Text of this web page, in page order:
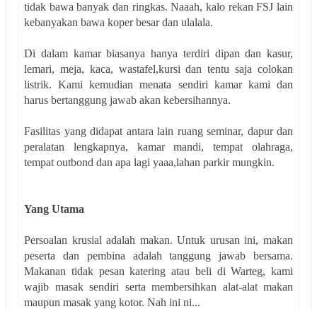
tidak bawa banyak dan ringkas. Naaah, kalo rekan FSJ lain
kebanyakan bawa koper besar dan ulalala.
Di dalam kamar biasanya hanya terdiri dipan dan kasur,
lemari, meja, kaca, wastafel,kursi dan tentu saja colokan
listrik. Kami kemudian menata sendiri kamar kami dan
harus bertanggung jawab akan kebersihannya.
Fasilitas yang didapat antara lain ruang seminar, dapur dan
peralatan lengkapnya, kamar mandi, tempat olahraga,
tempat outbond dan apa lagi yaaa,lahan parkir mungkin.
Yang Utama
Persoalan krusial adalah makan. Untuk urusan ini, makan
peserta dan pembina adalah tanggung jawab bersama.
Makanan tidak pesan katering atau beli di Warteg, kami
wajib masak sendiri serta membersihkan alat-alat makan
maupun masak yang kotor. Nah ini ni...